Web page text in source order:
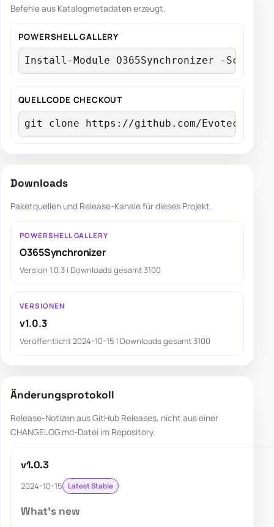
Befehle aus Katalogmetadaten erzeugt.
POWERSHELL GALLERY
Install-Module O365Synchronizer -Scope
QUELLCODE CHECKOUT
git clone https://github.com/EvotecIT/
Downloads
Paketquellen und Release-Kanale für dieses Projekt.
POWERSHELL GALLERY
O365Synchronizer
Version 1.0.3 | Downloads gesamt 3100
VERSIONEN
v1.0.3
Veröffentlicht 2024-10-15 | Downloads gesamt 3100
Änderungsprotokoll
Release-Notizen aus GitHub Releases, nicht aus einer
CHANGELOG.md-Datei im Repository.
v1.0.3
2024-10-15 Latest Stable
What's new